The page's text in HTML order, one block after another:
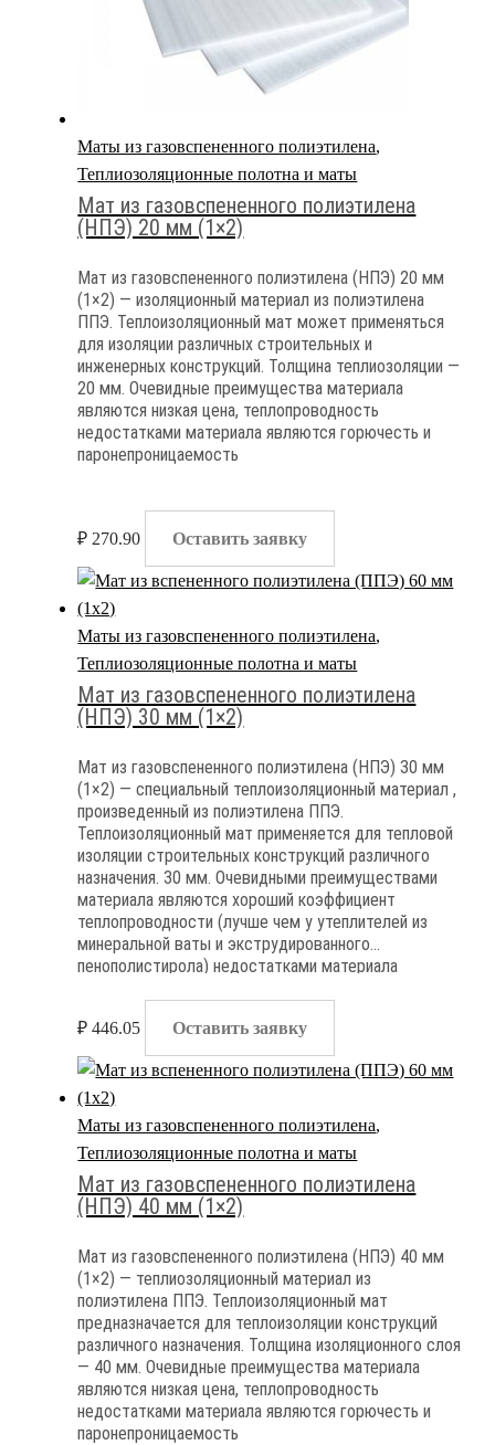
Маты из газовспененного полиэтилена,
Теплиозоляционные полотна и маты
Мат из газовспененного полиэтилена
(НПЭ) 20 мм (1×2)
Мат из газовспененного полиэтилена (НПЭ) 20 мм
(1×2) — изоляционный материал из полиэтилена
ППЭ. Теплоизоляционный мат может применяться
для изоляции различных строительных и
инженерных конструкций. Толщина теплиозоляции —
20 мм. Очевидные преимущества материала
являются низкая цена, теплопроводность
недостатками материала являются горючесть и
паронепроницаемость
₽ 270.90 Оставить заявку
Маты из газовспененного полиэтилена,
Теплиозоляционные полотна и маты
Мат из газовспененного полиэтилена
(НПЭ) 30 мм (1×2)
Мат из газовспененного полиэтилена (НПЭ) 30 мм
(1×2) — специальный теплоизоляционный материал ,
произведенный из полиэтилена ППЭ.
Теплоизоляционный мат применяется для тепловой
изоляции строительных конструкций различного
назначения. 30 мм. Очевидными преимуществами
материала являются хороший коэффициент
теплопроводности (лучше чем у утеплителей из
минеральной ваты и экструдированного
пенополистирола) недостатками материала
₽ 446.05 Оставить заявку
Маты из газовспененного полиэтилена,
Теплиозоляционные полотна и маты
Мат из газовспененного полиэтилена
(НПЭ) 40 мм (1×2)
Мат из газовспененного полиэтилена (НПЭ) 40 мм
(1×2) — теплиозоляционный материал из
полиэтилена ППЭ. Теплоизоляционный мат
предназначается для теплоизоляции конструкций
различного назначения. Толщина изоляционного слоя
— 40 мм. Очевидные преимущества материала
являются низкая цена, теплопроводность
недостатками материала являются горючесть и
паронепроницаемость